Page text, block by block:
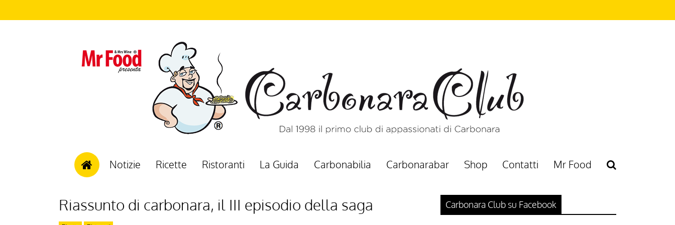
Notizie Ricette Ristoranti La Guida Carbonabilia Carbonarabar Shop Contatti Mr Food
Riassunto di carbonara, il III episodio della saga Carbonara Club su Facebook